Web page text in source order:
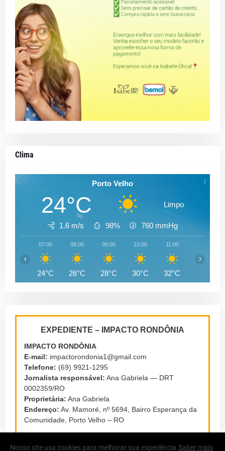
Clima
Porto Velho
24°C Limpo
1.6 m/s 98% 760 mmHg
07:00
24°C
08:00
26°C
09:00
28°C
10:00
30°C
11:00
32°C
‹ ›
EXPEDIENTE – IMPACTO RONDÔNIA
IMPACTO RONDÔNIA
E-mail: impactorondonia1@gmail.com
Telefone: (69) 9921-1295
Jornalista responsável: Ana Gabriela — DRT
0002359/RO
Proprietária: Ana Gabriela
Endereço: Av. Mamoré, nº 5694, Bairro Esperança da
Comunidade, Porto Velho – RO
Nosso site usa cookies para melhorar sua experiência.Saber mais